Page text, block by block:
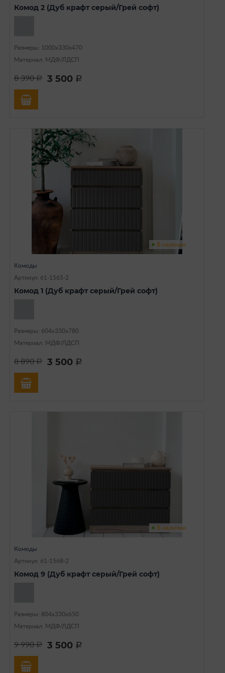
Комод 2 (Дуб крафт серый/Грей софт)
Размеры: 1000х330х470
Материал: МДФ/ЛДСП
8 390a 3 500 a
В наличии
Комоды
Артикул: 61-1565-2
Комод 1 (Дуб крафт серый/Грей софт)
Размеры: 604х330х780
Материал: МДФ/ЛДСП
8 890a 3 500 a
В наличии
Комоды
Артикул: 61-1568-2
Комод 9 (Дуб крафт серый/Грей софт)
Размеры: 804х330х650
Материал: МДФ/ЛДСП
9 990a 3 500 a